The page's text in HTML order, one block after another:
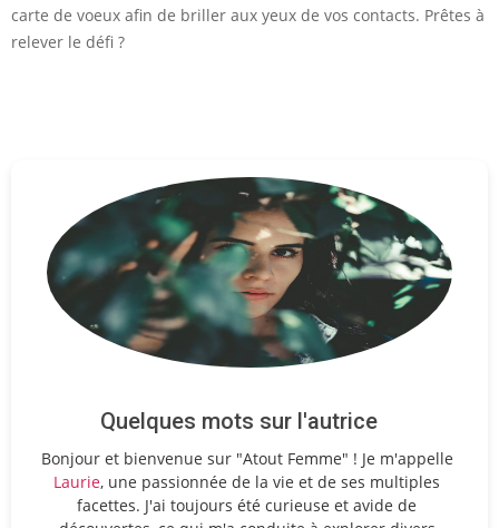
carte de voeux afin de briller aux yeux de vos contacts. Prêtes à
relever le défi ?
Quelques mots sur l'autrice
Bonjour et bienvenue sur "Atout Femme" ! Je m'appelle
Laurie, une passionnée de la vie et de ses multiples
facettes. J'ai toujours été curieuse et avide de